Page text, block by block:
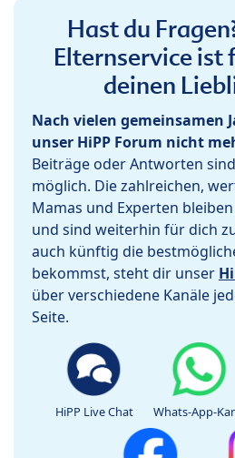
Hast du
Elternservice ist
deinen
Nach vielen gemeinsamen
unser HiPP Forum nicht
Beiträge oder Antworten
möglich. Die zahlreichen,
Mamas und Experten
und sind weiterhin für dich
auch künftig die
bekommst, steht dir unser
über verschiedene Kanäle
Seite.
HiPP Live Chat Whats-App-